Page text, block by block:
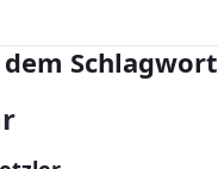
Schlagwort